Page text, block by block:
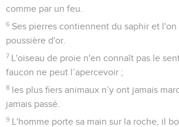
comme par un feu.
6 Ses pierres contiennent du saphir et
poussière d'or.
7 L'oiseau de proie n'en connaît pas le
faucon ne peut l’apercevoir ;
8 les plus fiers animaux n’y ont jamais
jamais passé.
9 L'homme porte sa main sur la roche, il